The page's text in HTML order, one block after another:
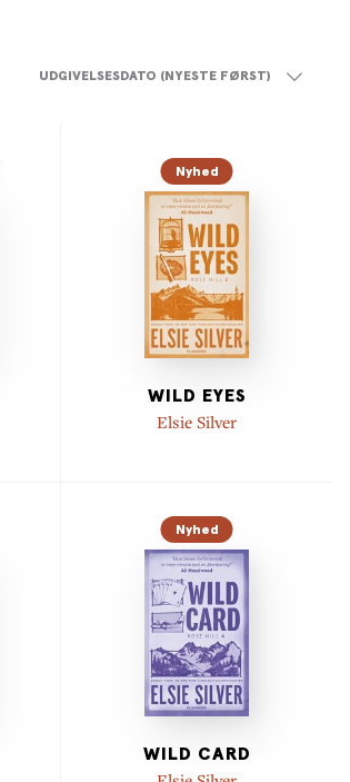
UDGIVELSESDATO (NYESTE FØRST)
Nyhed
WILD EYES
Elsie Silver
Nyhed
WILD CARD